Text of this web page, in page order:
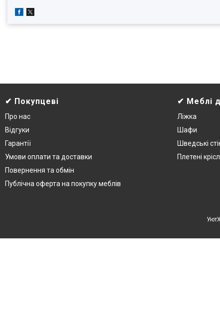
✔ Покупцеві
Про нас
Відгуки
Гарантії
Умови оплати та доставки
Повернення та обмін
Публічна оферта на покупку меблів
✔ Меблі
Ліжка
Шафи
Шведські
Плетені